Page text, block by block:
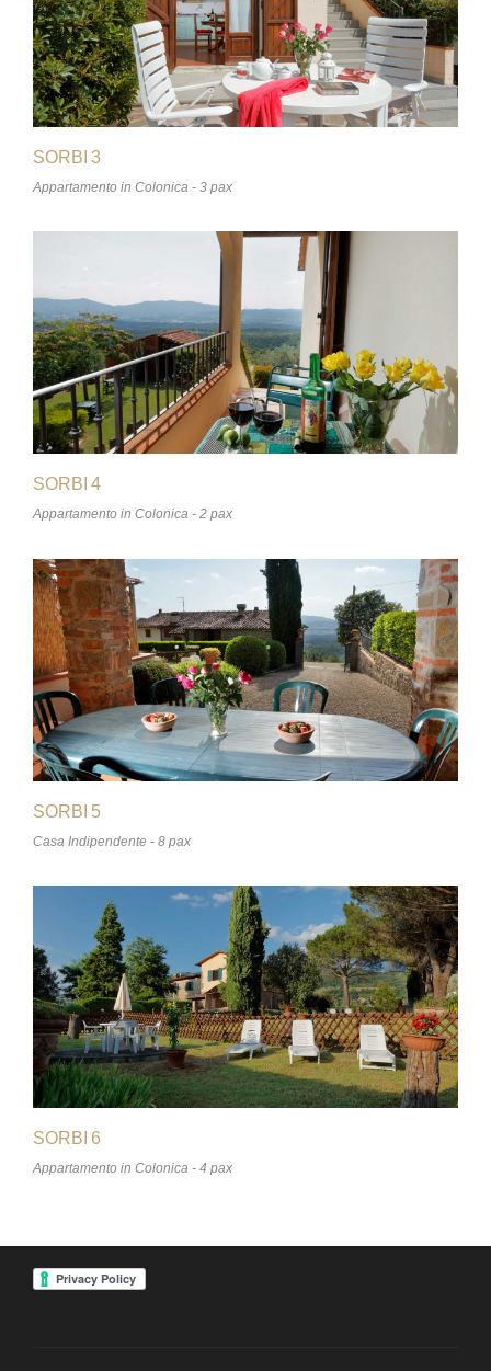
SORBI 3
Appartamento in Colonica - 3 pax
SORBI 4
Appartamento in Colonica - 2 pax
SORBI 5
Casa Indipendente - 8 pax
SORBI 6
Appartamento in Colonica - 4 pax